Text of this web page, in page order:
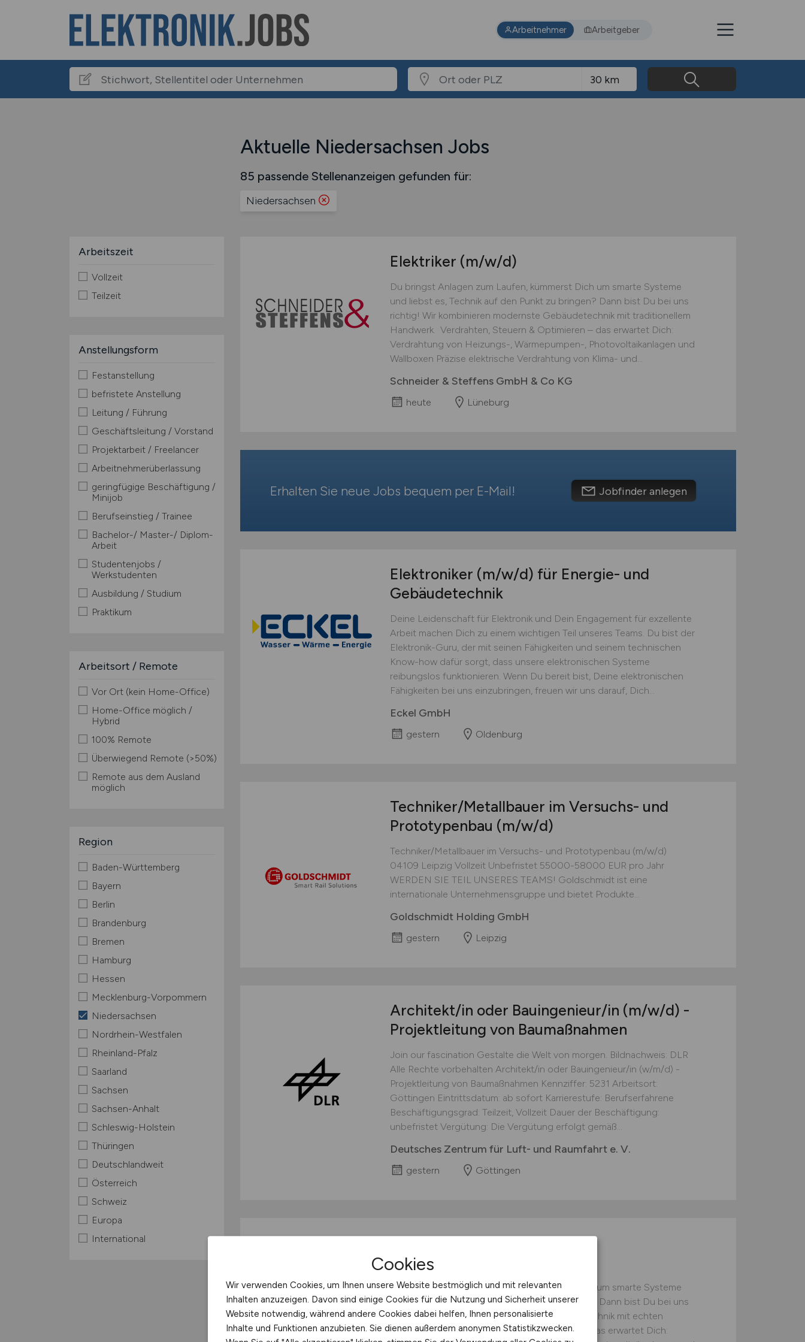
Arbeitnehmer Arbeitgeber
Aktuelle Niedersachsen Jobs
85 passende Stellenanzeigen gefunden für:
Niedersachsen
Arbeitszeit
Vollzeit
Teilzeit
Anstellungsform
Festanstellung
befristete Anstellung
Leitung / Führung
Geschäftsleitung / Vorstand
Projektarbeit / Freelancer
Arbeitnehmerüberlassung
geringfügige Beschäftigung /
Minijob
Berufseinstieg / Trainee
Bachelor-/ Master-/ Diplom-
Arbeit
Studentenjobs /
Werkstudenten
Ausbildung / Studium
Praktikum
Arbeitsort / Remote
Vor Ort (kein Home-Office)
Home-Office möglich /
Hybrid
100% Remote
Überwiegend Remote (>50%)
Remote aus dem Ausland
möglich
Region
Baden-Württemberg
Bayern
Berlin
Brandenburg
Bremen
Hamburg
Hessen
Mecklenburg-Vorpommern
Niedersachsen
Nordrhein-Westfalen
Rheinland-Pfalz
Saarland
Sachsen
Sachsen-Anhalt
Schleswig-Holstein
Thüringen
Deutschlandweit
Österreich
Schweiz
Europa
International
Elektriker (m/w/d)
Du bringst Anlagen zum Laufen, kümmerst Dich um smarte Systeme
und liebst es, Technik auf den Punkt zu bringen? Dann bist Du bei uns
richtig! Wir kombinieren modernste Gebäudetechnik mit traditionellem
Handwerk. ‍ Verdrahten, Steuern & Optimieren – das erwartet Dich:
Verdrahtung von Heizungs-, Wärmepumpen-, Photovoltaikanlagen und
Wallboxen Präzise elektrische Verdrahtung von Klima- und...
Schneider & Steffens GmbH & Co KG
heute Lüneburg
Erhalten Sie neue Jobs bequem per E-Mail! Jobfinder anlegen
Elektroniker (m/w/d) für Energie- und
Gebäudetechnik
Deine Leidenschaft für Elektronik und Dein Engagement für exzellente
Arbeit machen Dich zu einem wichtigen Teil unseres Teams. Du bist der
Elektronik-Guru, der mit seinen Fähigkeiten und seinem technischen
Know-how dafür sorgt, dass unsere elektronischen Systeme
reibungslos funktionieren. Wenn Du bereit bist, Deine elektronischen
Fähigkeiten bei uns einzubringen, freuen wir uns darauf, Dich...
Eckel GmbH
gestern Oldenburg
Techniker/Metallbauer im Versuchs- und
Prototypenbau (m/w/d)
Techniker/Metallbauer im Versuchs- und Prototypenbau (m/w/d)
04109 Leipzig Vollzeit Unbefristet 55000-58000 EUR pro Jahr
WERDEN SIE TEIL UNSERES TEAMS! Goldschmidt ist eine
internationale Unternehmensgruppe und bietet Produkte...
Goldschmidt Holding GmbH
gestern Leipzig
Architekt/in oder Bauingenieur/in (m/w/d) -
Projektleitung von Baumaßnahmen
Join our fascination Gestalte die Welt von morgen. Bildnachweis: DLR
Alle Rechte vorbehalten Architekt/in oder Bauingenieur/in (w/m/d) -
Projektleitung von Baumaßnahmen Kennziffer: 5231 Arbeitsort:
Göttingen Eintrittsdatum: ab sofort Karrierestufe: Berufserfahrene
Beschäftigungsgrad: Teilzeit, Vollzeit Dauer der Beschäftigung:
unbefristet Vergütung: Die Vergütung erfolgt gemäß...
Deutsches Zentrum für Luft- und Raumfahrt e. V.
gestern Göttingen
Elektroniker für Energie- und
Gebäudetechnik
Du bringst Anlagen zum Laufen, kümmerst Dich um smarte Systeme
und liebst es, Technik auf den Punkt zu bringen? Dann bist Du bei uns
richtig! Wir kombinieren modernste Gebäudetechnik mit echten
Anpacken.Verdrahten, Steuern & Optimieren – das erwartet Dich:
Cookies
Wir verwenden Cookies, um Ihnen unsere Website bestmöglich und mit relevanten
Inhalten anzuzeigen. Davon sind einige Cookies für die Nutzung und Sicherheit unserer
Website notwendig, während andere Cookies dabei helfen, Ihnen personalisierte
Inhalte und Funktionen anzubieten. Sie dienen außerdem anonymen Statistikzwecken.